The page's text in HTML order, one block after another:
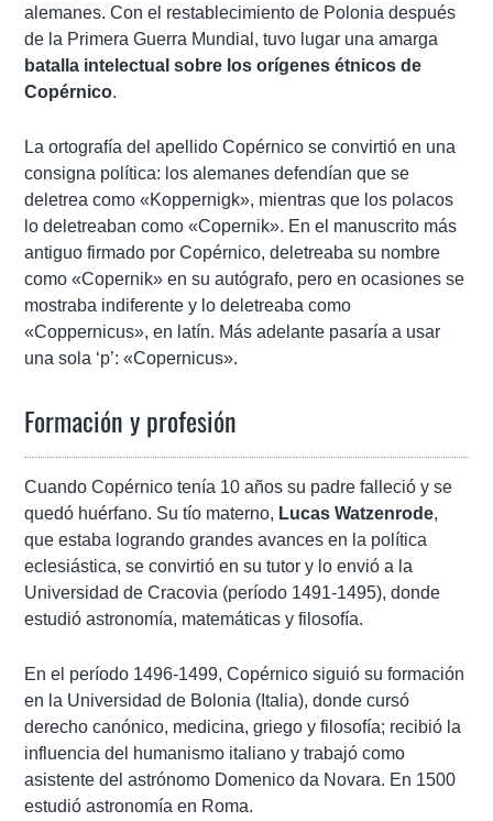
alemanes. Con el restablecimiento de Polonia después
de la Primera Guerra Mundial, tuvo lugar una amarga
batalla intelectual sobre los orígenes étnicos de
Copérnico.
La ortografía del apellido Copérnico se convirtió en una
consigna política: los alemanes defendían que se
deletrea como «Koppernigk», mientras que los polacos
lo deletreaban como «Copernik». En el manuscrito más
antiguo firmado por Copérnico, deletreaba su nombre
como «Copernik» en su autógrafo, pero en ocasiones se
mostraba indiferente y lo deletreaba como
«Coppernicus», en latín. Más adelante pasaría a usar
una sola ‘p’: «Copernicus».
Formación y profesión
Cuando Copérnico tenía 10 años su padre falleció y se
quedó huérfano. Su tío materno, Lucas Watzenrode,
que estaba logrando grandes avances en la política
eclesiástica, se convirtió en su tutor y lo envió a la
Universidad de Cracovia (período 1491-1495), donde
estudió astronomía, matemáticas y filosofía.
En el período 1496-1499, Copérnico siguió su formación
en la Universidad de Bolonia (Italia), donde cursó
derecho canónico, medicina, griego y filosofía; recibió la
influencia del humanismo italiano y trabajó como
asistente del astrónomo Domenico da Novara. En 1500
estudió astronomía en Roma.